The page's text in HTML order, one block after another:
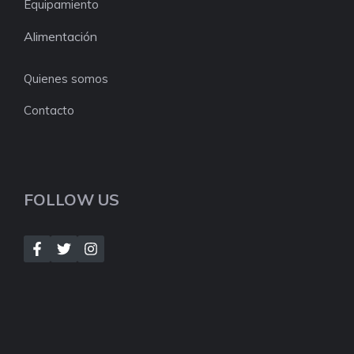
Equipamiento
Alimentación
Quienes somos
Contacto
FOLLOW US